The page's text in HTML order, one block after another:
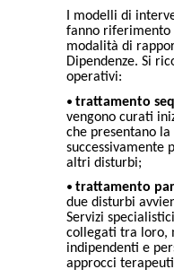
I modelli di
fanno riferimento
modalità di
Dipendenze. Si
operativi:
• trattamento
vengono curati
che presentano
successivamente
altri disturbi;
• trattamento
due disturbi
Servizi
collegati tra loro,
indipendenti e
approcci